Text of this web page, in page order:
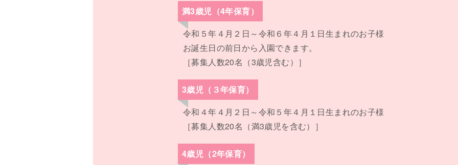
満3歳児（4年保育）
令和５年４月２日～令和６年４月１日生まれのお子様
お誕生日の前日から入園できます。
［募集人数20名（3歳児含む）］
3歳児（３年保育）
令和４年４月２日～令和５年４月１日生まれのお子様
［募集人数20名（満3歳児を含む）］
4歳児（2年保育）